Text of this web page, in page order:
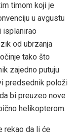
timom koji je
u avgustu
isplanirao
od ubrzanja
tako što
zajedno putuju
predsednik položi
bi preuzeo nove
helikopterom.
rekao da li će